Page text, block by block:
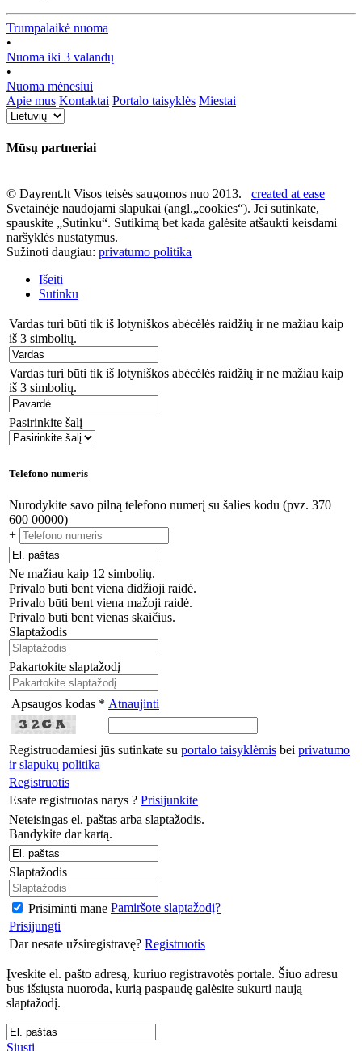
Trumpalaikė nuoma
•
Nuoma iki 3 valandų
•
Nuoma mėnesiui
Apie mus Kontaktai Portalo taisyklės Miestai
Mūsų partneriai
© Dayrent.lt Visos teisės saugomos nuo 2013. created at ease
Svetainėje naudojami slapukai (angl.„cookies“). Jei sutinkate,
spauskite „Sutinku“. Sutikimą bet kada galėsite atšaukti keisdami
naršyklės nustatymus.
Sužinoti daugiau: privatumo politika
Išeiti
Sutinku
Vardas turi būti tik iš lotyniškos abėcėlės raidžių ir ne mažiau kaip
iš 3 simbolių.
Vardas turi būti tik iš lotyniškos abėcėlės raidžių ir ne mažiau kaip
iš 3 simbolių.
Pasirinkite šalį
Telefono numeris
Nurodykite savo pilną telefono numerį su šalies kodu (pvz. 370
600 00000)
+
Ne mažiau kaip 12 simbolių.
Privalo būti bent viena didžioji raidė.
Privalo būti bent viena mažoji raidė.
Privalo būti bent vienas skaičius.
Slaptažodis
Pakartokite slaptažodį
Apsaugos kodas * Atnaujinti
Registruodamiesi jūs sutinkate su portalo taisyklėmis bei privatumo
ir slapukų politika
Registruotis
Esate registruotas narys ? Prisijunkite
Neteisingas el. paštas arba slaptažodis.
Bandykite dar kartą.
Slaptažodis
Prisiminti mane Pamiršote slaptažodį?
Prisijungti
Dar nesate užsiregistravę? Registruotis
Įveskite el. pašto adresą, kuriuo registravotės portale. Šiuo adresu
bus išsiųsta nuoroda, kurią paspaudę galėsite sukurti naują
slaptažodį.
Siųsti